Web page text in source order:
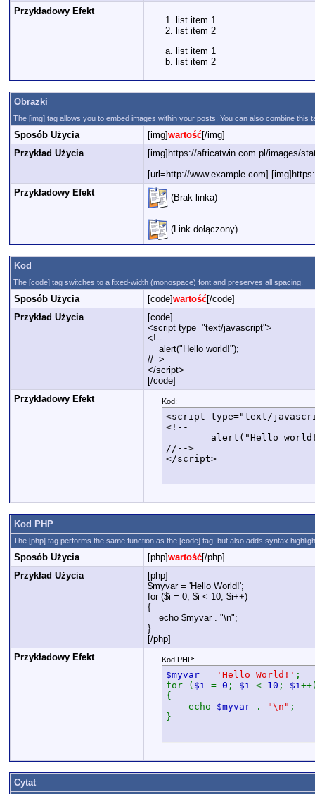
Przykładowy Efekt
list item 1
list item 2
list item 1
list item 2
Obrazki
The [img] tag allows you to embed images within your posts. You can also combine this
Sposób Użycia [img]wartość[/img]
Przykład Użycia
[img]https://africatwin.com.pl/images/
[url=http://www.example.com]
Przykładowy Efekt
(Brak linka)
(Link dołączony)
Kod
The [code] tag switches to a fixed-width (monospace) font and preserves all spacing.
Sposób Użycia [code]wartość[/code]
Przykład Użycia
[code]
<script type="text/javascript">
<!--
alert("Hello world!");
//-->
</script>
[/code]
Przykładowy Efekt
Kod:
<script type="text/
<!--
//-->
</script>
Kod PHP
The [php] tag performs the same function as the [code] tag, but also adds syntax
Sposób Użycia [php]wartość[/php]
Przykład Użycia
[php]
$myvar = 'Hello World!';
for ($i = 0; $i < 10; $i++)
{
echo $myvar . "\n";
}
[/php]
Przykładowy Efekt
Kod PHP:
$myvar = 'Hello World!' ;
for ( $i = 0 ; $i < 10 ; $i
{
echo $myvar . "\n" ;
}
Cytat